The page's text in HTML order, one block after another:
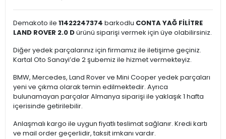
Demakoto ile 11422247374 barkodlu CONTA YAĞ FİLİTRE
LAND ROVER 2.0 Dürünü siparişi vermek için üye olabilirsiniz.
Diğer yedek parçalarınız için firmamız ile iletişime geçiniz.
Kartal Oto Sanayi’de 2 şubemiz ile hizmet vermekteyiz.
BMW, Mercedes, Land Rover ve Mini Cooper yedek parçaları
yeni ve çıkma olarak temin edilmektedir. Ayrıca
bulunamayan parçalar Almanya siparişi ile yaklaşık 1 hafta
içerisinde getirilebilir.
Anlaşmalı kargo ile uygun fiyatlı teslimat sağlanır. Kredi kartı
ve mail order geçerlidir, taksit imkanı vardır.